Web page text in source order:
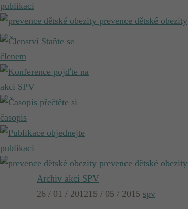
publikaci
prevence dětské obezity
Staňte se
členem
pojďte na
akci SPV
přečtěte si
časopis
objednejte
publikaci
prevence dětské obezity
Archiv akcí SPV
26 / 01 / 201215 / 05 / 2015 spv